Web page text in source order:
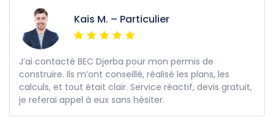
Kais M. – Particulier
J’ai contacté BEC Djerba pour mon permis de
construire. Ils m’ont conseillé, réalisé les plans, les
calculs, et tout était clair. Service réactif, devis gratuit,
je referai appel à eux sans hésiter.